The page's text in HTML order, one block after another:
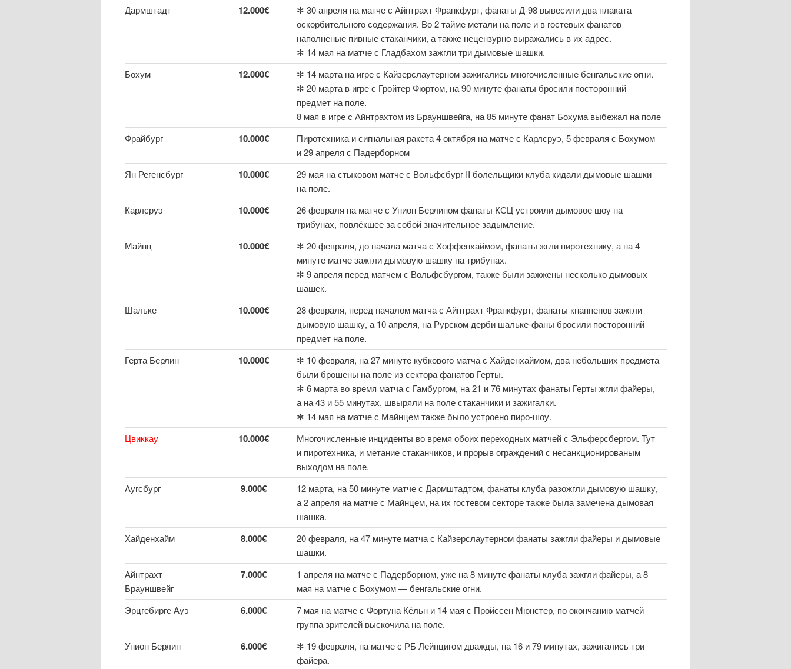
Дармштадт
12.000€
✻ 30 апреля на матче с Айнтрахт Франкфурт, фанаты Д-98 вывесили два плаката
оскорбительного содержания. Во 2 тайме метали на поле и в гостевых фанатов
наполненые пивные стаканчики, а также нецензурно выражались в их адрес.
✻ 14 мая на матче с Гладбахом зажгли три дымовые шашки.
Бохум
12.000€
✻ 14 марта на игре с Кайзерслаутерном зажигались многочисленные бенгальские огни.
✻ 20 марта в игре с Гройтер Фюртом, на 90 минуте фанаты бросили посторонний
предмет на поле.
8 мая в игре с Айнтрахтом из Брауншвейга, на 85 минуте фанат Бохума выбежал на поле
Фрайбург
10.000€
Пиротехника и сигнальная ракета 4 октября на матче с Карлсруэ, 5 февраля с Бохумом
и 29 апреля с Падерборном
Ян Регенсбург
10.000€
29 мая на стыковом матче с Вольфсбург II болельщики клуба кидали дымовые шашки
на поле.
Карлсруэ
10.000€
26 февраля на матче с Унион Берлином фанаты КСЦ устроили дымовое шоу на
трибунах, повлёкшее за собой значительное задымление.
Майнц
10.000€
✻ 20 февраля, до начала матча с Хоффенхаймом, фанаты жгли пиротехнику, а на 4
минуте матче зажгли дымовую шашку на трибунах.
✻ 9 апреля перед матчем с Вольфсбургом, также были зажжены несколько дымовых
шашек.
Шальке
10.000€
28 февраля, перед началом матча с Айнтрахт Франкфурт, фанаты кнаппенов зажгли
дымовую шашку, а 10 апреля, на Рурском дерби шальке-фаны бросили посторонний
предмет на поле.
Герта Берлин
10.000€
✻ 10 февраля, на 27 минуте кубкового матча с Хайденхаймом, два небольших предмета
были брошены на поле из сектора фанатов Герты.
✻ 6 марта во время матча с Гамбургом, на 21 и 76 минутах фанаты Герты жгли файеры,
а на 43 и 55 минутах, швыряли на поле стаканчики и зажигалки.
✻ 14 мая на матче с Майнцем также было устроено пиро-шоу.
Цвиккау
10.000€
Многочисленные инциденты во время обоих переходных матчей с Эльферсбергом. Тут
и пиротехника, и метание стаканчиков, и прорыв ограждений с несанкционированым
выходом на поле.
Аугсбург
9.000€
12 марта, на 50 минуте матче с Дармштадтом, фанаты клуба разожгли дымовую шашку,
а 2 апреля на матче с Майнцем, на их гостевом секторе также была замечена дымовая
шашка.
Хайденхайм
8.000€
20 февраля, на 47 минуте матча с Кайзерслаутерном фанаты зажгли файеры и дымовые
шашки.
Айнтрахт
Брауншвейг
7.000€
1 апреля на матче с Падерборном, уже на 8 минуте фанаты клуба зажгли файеры, а 8
мая на матче с Бохумом — бенгальские огни.
Эрцгебирге Ауэ
6.000€
7 мая на матче с Фортуна Кёльн и 14 мая с Пройссен Мюнстер, по окончанию матчей
группа зрителей выскочила на поле.
Унион Берлин
6.000€
✻ 19 февраля, на матче с РБ Лейпцигом дважды, на 16 и 79 минутах, зажигались три
файера.